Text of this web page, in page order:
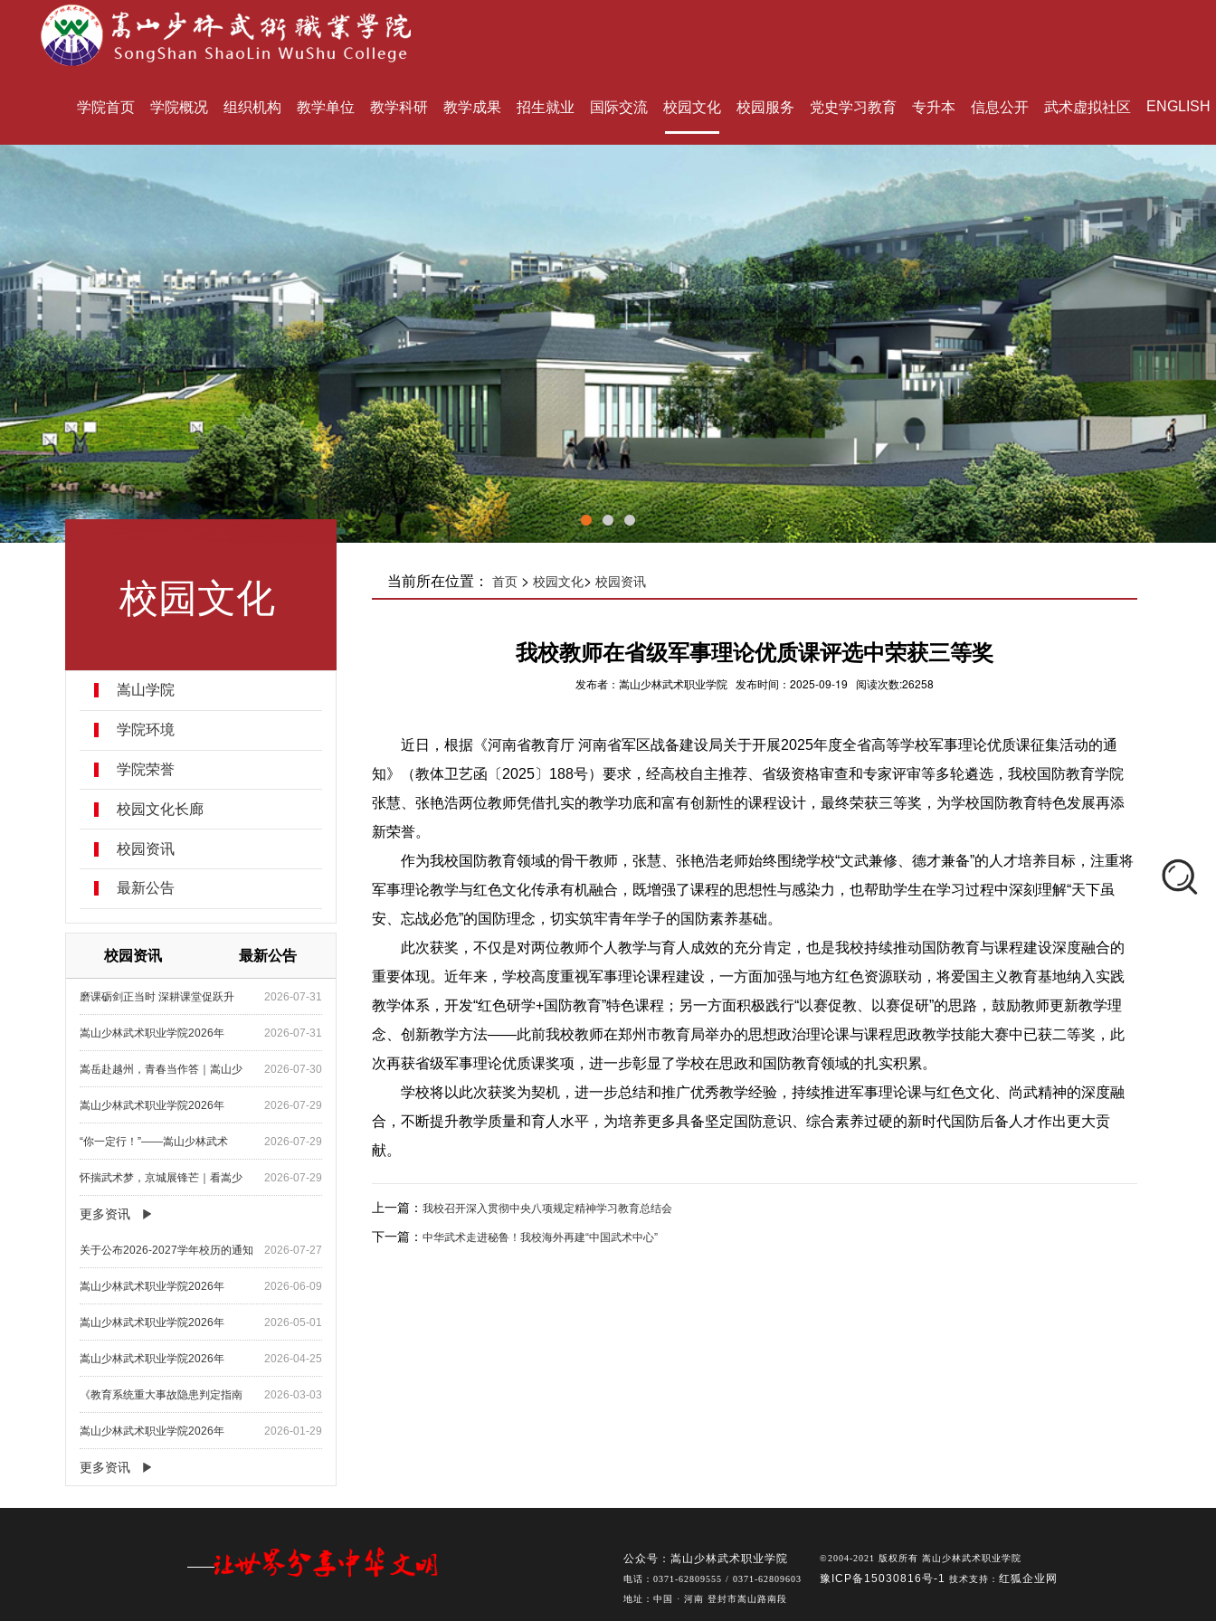
学院首页 学院概况 组织机构 教学单位 教学科研 教学成果 招生就业 国际交流 校园文化 校园服务 党史学习教育 专升本 信息公开 武术虚拟社区 ENGLISH
校园文化
嵩山学院
学院环境
学院荣誉
校园文化长廊
校园资讯
最新公告
校园资讯 最新公告
2026-07-31
磨课砺剑正当时 深耕课堂促跃升
2026-07-31
嵩山少林武术职业学院2026年
2026-07-30
嵩岳赴越州，青春当作答｜嵩山少
2026-07-29
嵩山少林武术职业学院2026年
2026-07-29
“你一定行！”——嵩山少林武术
2026-07-29
怀揣武术梦，京城展锋芒｜看嵩少
更多资讯
2026-07-27
关于公布2026-2027学年校历的通知
2026-06-09
嵩山少林武术职业学院2026年
2026-05-01
嵩山少林武术职业学院2026年
2026-04-25
嵩山少林武术职业学院2026年
2026-03-03
《教育系统重大事故隐患判定指南
2026-01-29
嵩山少林武术职业学院2026年
更多资讯
当前所在位置： 首页> 校园文化> 校园资讯
我校教师在省级军事理论优质课评选中荣获三等奖
发布者：嵩山少林武术职业学院 发布时间：2025-09-19 阅读次数:26258
近日，根据《河南省教育厅 河南省军区战备建设局关于开展2025年度全省高等学校军事理论优质课征集活动的通
知》（教体卫艺函〔2025〕188号）要求，经高校自主推荐、省级资格审查和专家评审等多轮遴选，我校国防教育学院
张慧、张艳浩两位教师凭借扎实的教学功底和富有创新性的课程设计，最终荣获三等奖，为学校国防教育特色发展再添
新荣誉。
作为我校国防教育领域的骨干教师，张慧、张艳浩老师始终围绕学校“文武兼修、德才兼备”的人才培养目标，注重将
军事理论教学与红色文化传承有机融合，既增强了课程的思想性与感染力，也帮助学生在学习过程中深刻理解“天下虽
安、忘战必危”的国防理念，切实筑牢青年学子的国防素养基础。
此次获奖，不仅是对两位教师个人教学与育人成效的充分肯定，也是我校持续推动国防教育与课程建设深度融合的
重要体现。近年来，学校高度重视军事理论课程建设，一方面加强与地方红色资源联动，将爱国主义教育基地纳入实践
教学体系，开发“红色研学+国防教育”特色课程；另一方面积极践行“以赛促教、以赛促研”的思路，鼓励教师更新教学理
念、创新教学方法——此前我校教师在郑州市教育局举办的思想政治理论课与课程思政教学技能大赛中已获二等奖，此
次再获省级军事理论优质课奖项，进一步彰显了学校在思政和国防教育领域的扎实积累。
学校将以此次获奖为契机，进一步总结和推广优秀教学经验，持续推进军事理论课与红色文化、尚武精神的深度融
合，不断提升教学质量和育人水平，为培养更多具备坚定国防意识、综合素养过硬的新时代国防后备人才作出更大贡
献。
上一篇： 我校召开深入贯彻中央八项规定精神学习教育总结会
下一篇： 中华武术走进秘鲁！我校海外再建“中国武术中心”
公众号：嵩山少林武术职业学院
电话：0371-62809555 / 0371-62809603
地址：中国 · 河南 登封市嵩山路南段
©2004-2021 版权所有 嵩山少林武术职业学院
豫ICP备15030816号-1技术支持：红狐企业网